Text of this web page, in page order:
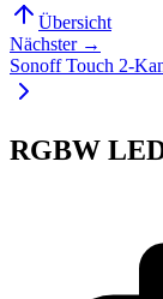
Übersicht
Nächster →
Sonoff Touch 2-
RGBW